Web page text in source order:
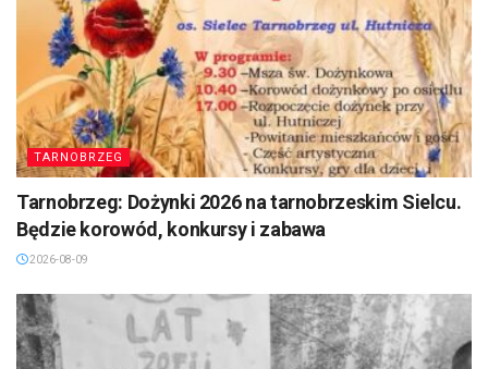
TARNOBRZEG
Tarnobrzeg: Dożynki 2026 na tarnobrzeskim Sielcu.
Będzie korowód, konkursy i zabawa
2026-08-09